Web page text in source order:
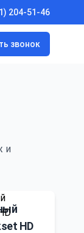
204-51-46
звонок
и
HD